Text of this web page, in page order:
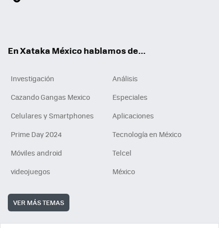
En Xataka México hablamos de...
Investigación
Análisis
Cazando Gangas Mexico
Especiales
Celulares y Smartphones
Aplicaciones
Prime Day 2024
Tecnología en México
Móviles android
Telcel
videojuegos
México
VER MÁS TEMAS